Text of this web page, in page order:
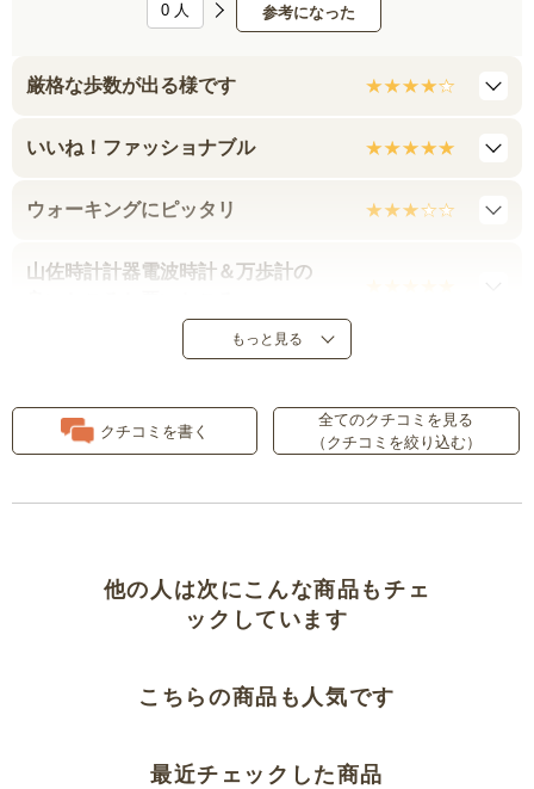
参考になった
0 人
厳格な歩数が出る様です
いいね！ファッショナブル
ウォーキングにピッタリ
山佐時計計器電波時計＆万歩計の
時計に書かれた文字が、小さくて
ベルトが短い
ちょうど良い
簡単健歩の目安に
もっと見る
クチコミを書く
全てのクチコミを見る
（クチコミを絞り込む）
他の人は次にこんな商品もチェ
ックしています
こちらの商品も人気です
最近チェックした商品